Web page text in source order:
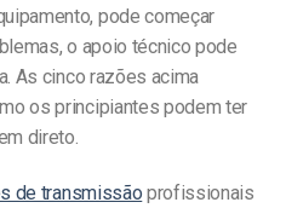
pode começar
o apoio técnico pode
As cinco razões acima
os principiantes podem ter
direto.
de transmissão profissionais